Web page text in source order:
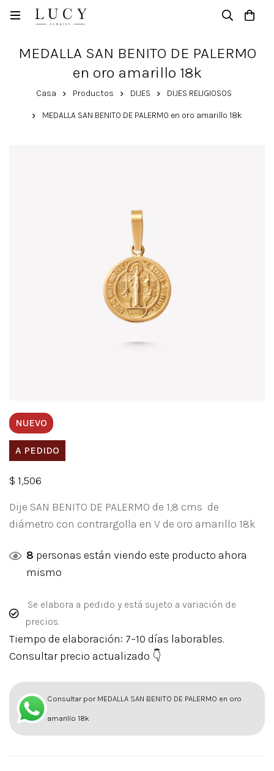
MEDALLA SAN BENITO DE PALERMO
en oro amarillo 18k
Casa Productos DIJES DIJES RELIGIOSOS
MEDALLA SAN BENITO DE PALERMO en oro amarillo 18k
NUEVO
A PEDIDO
$ 1,506
Dije SAN BENITO DE PALERMO de 1,8 cms de
diámetro con contrargolla en V de oro amarillo 18k
8 personas están viendo este producto ahora
mismo
Se elabora a pedido y está sujeto a variación de
precios.
Tiempo de elaboración: 7–10 días laborables.
Consultar precio actualizado 👇
Consultar por MEDALLA SAN BENITO DE PALERMO en oro
amarillo 18k